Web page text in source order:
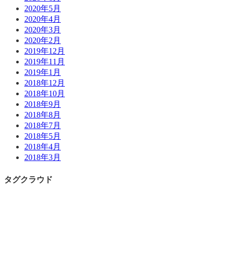
2020年5月
2020年4月
2020年3月
2020年2月
2019年12月
2019年11月
2019年1月
2018年12月
2018年10月
2018年9月
2018年8月
2018年7月
2018年5月
2018年4月
2018年3月
タグクラウド